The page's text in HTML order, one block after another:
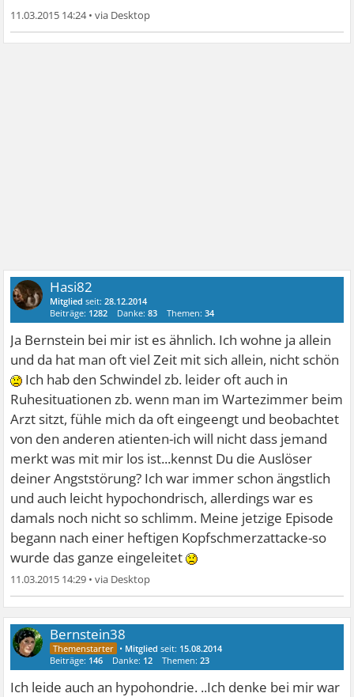
11.03.2015 14:24•
Hasi82
Mitglied seit:28.12.2014
Beiträge: 1282 Danke:83 Themen:34
Ja Bernstein bei mir ist es ähnlich. Ich wohne ja allein
und da hat man oft viel Zeit mit sich allein, nicht schön
Ich hab den Schwindel zb. leider oft auch in
Ruhesituationen zb. wenn man im Wartezimmer beim
Arzt sitzt, fühle mich da oft eingeengt und beobachtet
von den anderen atienten-ich will nicht dass jemand
merkt was mit mir los ist...kennst Du die Auslöser
deiner Angststörung? Ich war immer schon ängstlich
und auch leicht hypochondrisch, allerdings war es
damals noch nicht so schlimm. Meine jetzige Episode
begann nach einer heftigen Kopfschmerzattacke-so
wurde das ganze eingeleitet
11.03.2015 14:29 •
Bernstein38
• Mitglied seit: 15.08.2014
Beiträge: 146 Danke: 12 Themen:23
Ich leide auch an hypohondrie. ..Ich denke bei mir war